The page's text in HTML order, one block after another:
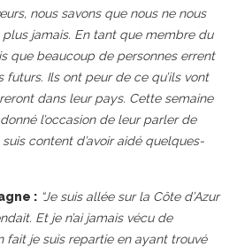
nous savons que nous ne nous
jamais. En tant que membre du
que beaucoup de personnes errent
futurs. Ils ont peur de ce qu’ils vont
dans leur pays. Cette semaine
l’occasion de leur parler de
content d’avoir aidé quelques-
: “Je suis allée sur la Côte d’Azur
Et je n’ai jamais vécu de
fait je suis repartie en ayant trouvé